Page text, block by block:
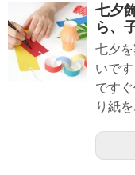
七夕
ら、
七夕
いで
です
り紙を